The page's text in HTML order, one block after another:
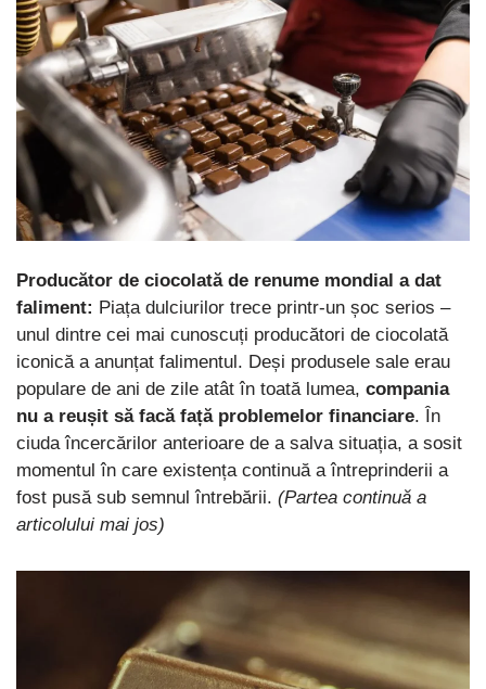
Producător de ciocolată de renume mondial a dat
faliment: Piața dulciurilor trece printr-un șoc serios –
unul dintre cei mai cunoscuți producători de ciocolată
iconică a anunțat falimentul. Deși produsele sale erau
populare de ani de zile atât în toată lumea, compania
nu a reușit să facă față problemelor financiare. În
ciuda încercărilor anterioare de a salva situația, a sosit
momentul în care existența continuă a întreprinderii a
fost pusă sub semnul întrebării. (Partea continuă a
articolului mai jos)